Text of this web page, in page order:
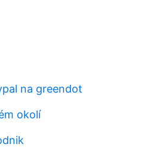
na greendot
okolí